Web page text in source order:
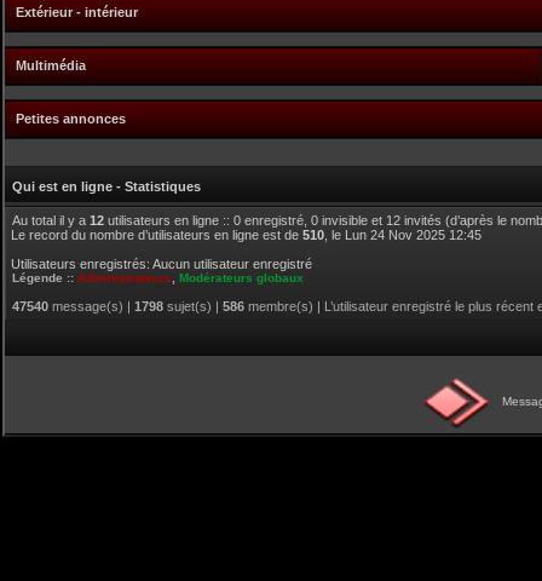
Extérieur - intérieur
Multimédia
Petites annonces
Qui est en ligne - Statistiques
Au total il y a 12 utilisateurs en ligne :: 0 enregistré, 0 invisible et 12 invités (d’après le
Le record du nombre d’utilisateurs en ligne est de 510 , le Lun 24 Nov 2025 12:45
Utilisateurs enregistrés: Aucun utilisateur enregistré
Légende :: Administrateurs Modérateurs globaux
47540 message(s) | 1798 sujet(s) | 586 membre(s) | L’utilisateur enregistré le plus récent